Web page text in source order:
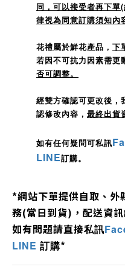
同，可以接受者再下單
律視為同意訂購須知內
花禮屬於鮮花產品， 下
若因不可抗力因素需更
否可調整。
經雙方確認可更改後，
認修改內容， 最終出貨
如有任何疑問可私訊
LINE訂購。
*網站下單提供自取、外
務(當日到貨)，配送資
如有問題請直接私訊
LINE 訂購*